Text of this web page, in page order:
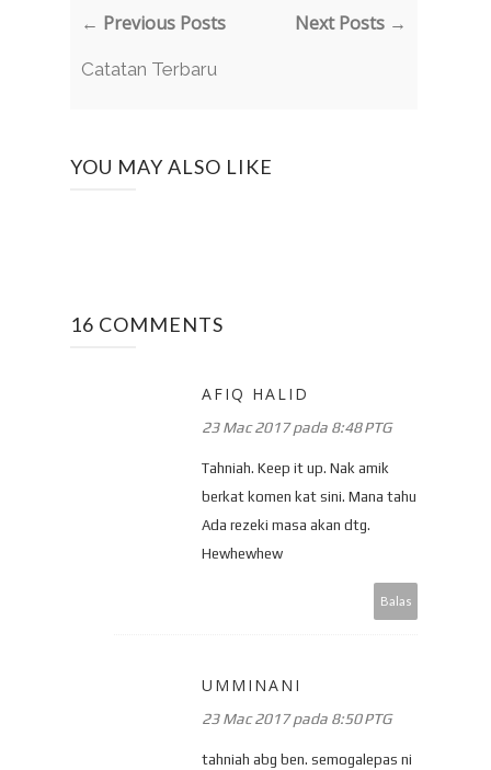
← Previous Posts
Catatan Terbaru
Next Posts →
YOU MAY ALSO LIKE
16 COMMENTS
AFIQ HALID
23 Mac 2017 pada 8:48 PTG
Tahniah. Keep it up. Nak amik
berkat komen kat sini. Mana tahu
Ada rezeki masa akan dtg.
Hewhewhew
Balas
UMMINANI
23 Mac 2017 pada 8:50 PTG
tahniah abg ben. semogalepas ni